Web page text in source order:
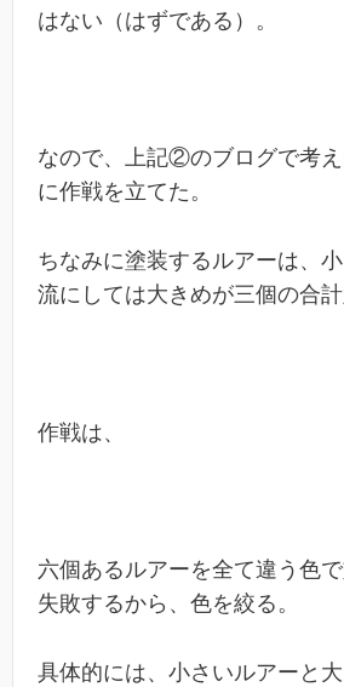
はない（はずである）。
なので、上記②のブログで考
に作戦を立てた。
ちなみに塗装するルアーは、
流にしては大きめが三個の合計
作戦は、
六個あるルアーを全て違う色
失敗するから、色を絞る。
具体的には、小さいルアーと